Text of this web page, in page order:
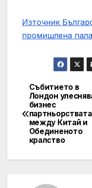
Източник
промишлена
Събитието в
Лондон
бизнес
партньорствата
между Китай и
Обединеното
кралство